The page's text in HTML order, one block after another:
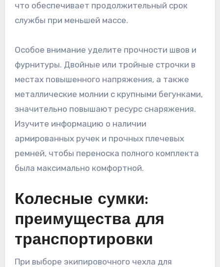
что обеспечивает продолжительный срок
службы при меньшей массе.
Особое внимание уделите прочности швов и
фурнитуры. Двойные или тройные строчки в
местах повышенного напряжения, а также
металлические молнии с крупными бегунками,
значительно повышают ресурс снаряжения.
Изучите информацию о наличии
армированных ручек и прочных плечевых
ремней, чтобы переноска полного комплекта
была максимально комфортной.
Колесные сумки:
преимущества для
транспортировки
При выборе экипировочного чехла для